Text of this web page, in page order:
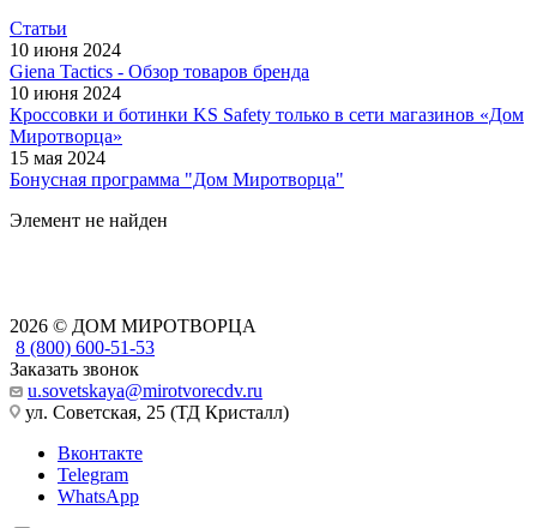
Статьи
10 июня 2024
Giena Tactics - Обзор товаров бренда
10 июня 2024
Кроссовки и ботинки KS Safety только в сети магазинов «Дом
Миротворца»
15 мая 2024
Бонусная программа "Дом Миротворца"
Элемент не найден
2026 © ДОМ МИРОТВОРЦА
8 (800) 600-51-53
Заказать звонок
u.sovetskaya@mirotvorecdv.ru
ул. Советская, 25 (ТД Кристалл)
Вконтакте
Telegram
WhatsApp